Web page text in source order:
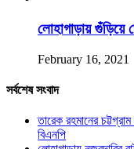
লোহাগাড়ায় গুঁড়িয়ে
February 16, 2021
সর্বশেষ সংবাদ
তারেক রহমানের
বিএনপি